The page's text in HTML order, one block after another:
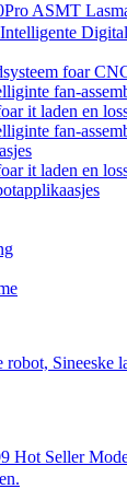
ASMT
foar
fan-
it laden en
fan-
it laden en
Hot Seller